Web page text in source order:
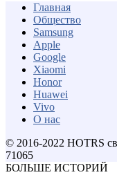
Главная
Общество
Samsung
Apple
Google
Xiaomi
Honor
Huawei
Vivo
О нас
© 2016-2022 HOTRS
71065
БОЛЬШЕ ИСТОРИЙ